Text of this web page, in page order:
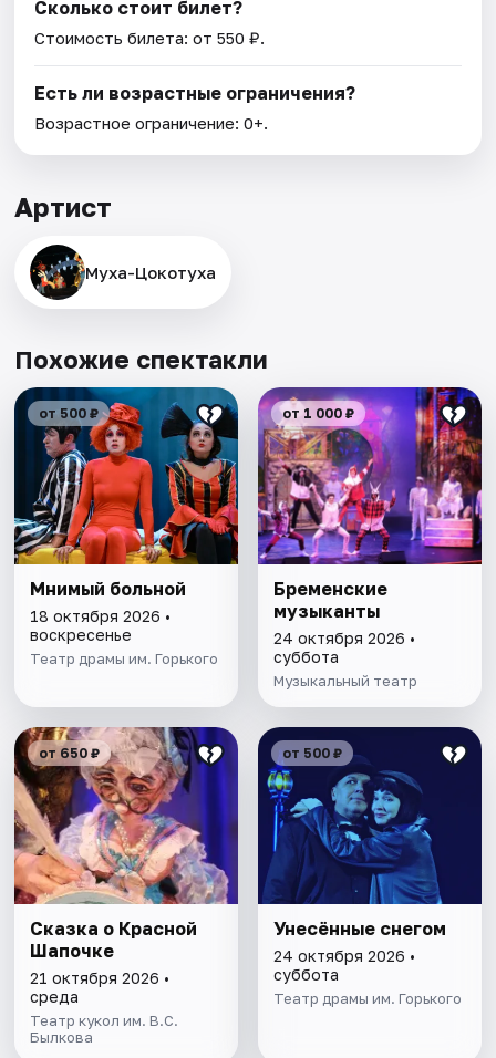
Сколько стоит билет?
Стоимость билета: от 550 ₽.
Есть ли возрастные ограничения?
Возрастное ограничение: 0+.
Артист
Муха-Цокотуха
Похожие спектакли
от 500 ₽
Мнимый больной
18 октября 2026 •
воскресенье
Театр драмы им. Горького
от 1 000 ₽
Бременские
музыканты
24 октября 2026 •
суббота
Музыкальный театр
от 650 ₽
Сказка о Красной
Шапочке
21 октября 2026 •
среда
Театр кукол им. В.С.
Былкова
от 500 ₽
Унесённые снегом
24 октября 2026 •
суббота
Театр драмы им. Горького